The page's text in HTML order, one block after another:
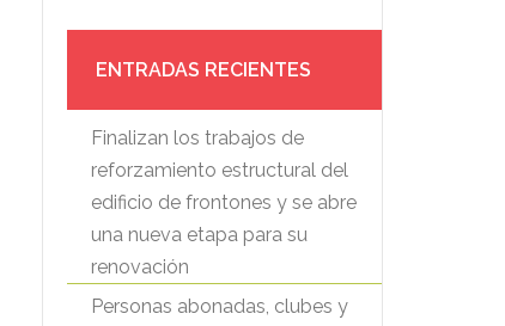
ENTRADAS RECIENTES
Finalizan los trabajos de
reforzamiento estructural del
edificio de frontones y se abre
una nueva etapa para su
renovación
Personas abonadas, clubes y